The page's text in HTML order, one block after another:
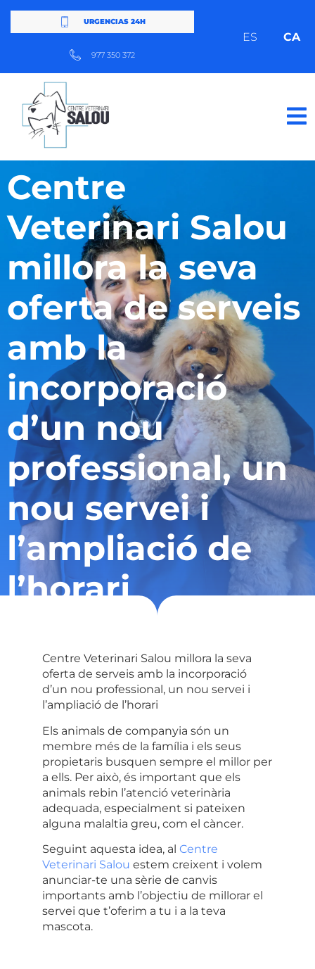
ES CA
URGENCIAS 24H
977 350 372
Centre
Veterinari Salou
millora la seva
oferta de serveis
amb la
incorporació
d’un nou
professional, un
nou servei i
l’ampliació de
l’horari
Centre Veterinari Salou millora la seva
oferta de serveis amb la incorporació
d’un nou professional, un nou servei i
l’ampliació de l’horari
Els animals de companyia són un
membre més de la família i els seus
propietaris busquen sempre el millor per
a ells. Per això, és important que els
animals rebin l’atenció veterinària
adequada, especialment si pateixen
alguna malaltia greu, com el càncer.
Seguint aquesta idea, al Centre
Veterinari Salou estem creixent i volem
anunciar-te una sèrie de canvis
importants amb l’objectiu de millorar el
servei que t’oferim a tu i a la teva
mascota.